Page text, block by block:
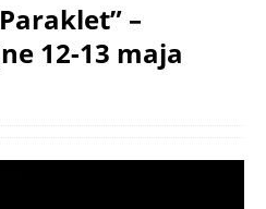
–
12-13 maja